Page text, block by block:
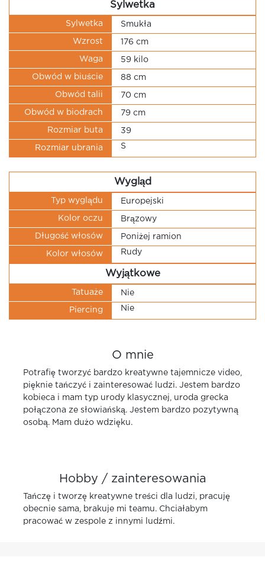
Sylwetka
Sylwetka Smukła
Wzrost 176 cm
Waga 59 kilo
Obwód w biuście 88 cm
Obwód talii 70 cm
Obwód w biodrach 79 cm
Rozmiar buta 39
Rozmiar ubrania S
Wygląd
Typ wyglądu Europejski
Kolor oczu Brązowy
Długość włosów Poniżej ramion
Kolor włosów Rudy
Wyjątkowe
Tatuaże Nie
Piercing Nie
O mnie
Potrafię tworzyć bardzo kreatywne tajemnicze video,
pięknie tańczyć i zainteresować ludzi. Jestem bardzo
kobieca i mam typ urody klasycznej, uroda grecka
połączona ze słowiańską. Jestem bardzo pozytywną
osobą. Mam dużo wdzięku.
Hobby / zainteresowania
Tańczę i tworzę kreatywne treści dla ludzi, pracuję
obecnie sama, brakuje mi teamu. Chciałabym
pracować w zespole z innymi ludźmi.